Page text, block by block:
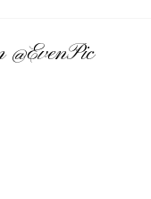
@EvenPic